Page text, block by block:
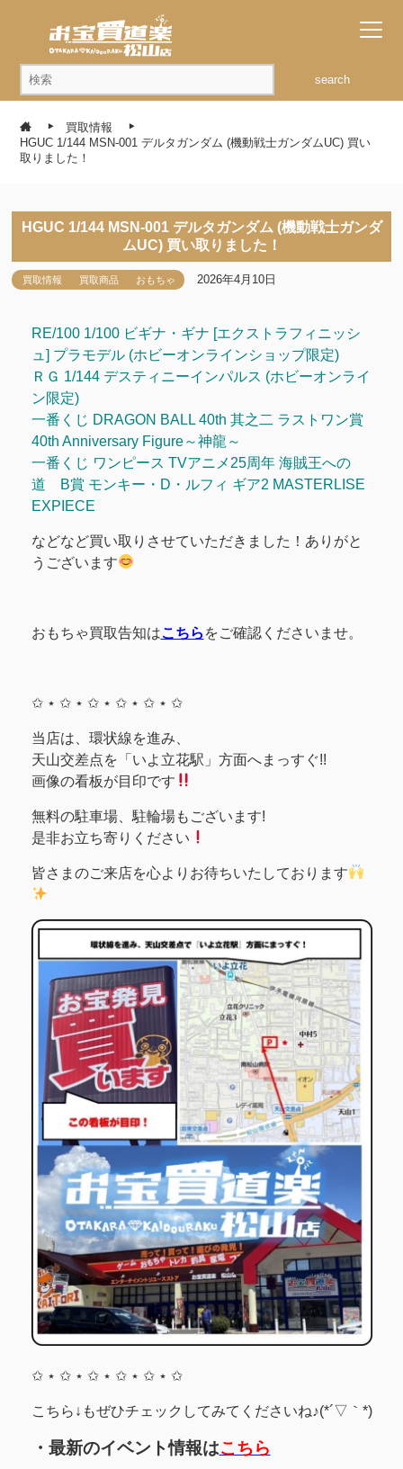
search
買取情報
HGUC 1/144 MSN-001 デルタガンダム (機動戦士ガンダムUC) 買い
取りました！
HGUC 1/144 MSN-001 デルタガンダム (機動戦士ガンダ
ムUC) 買い取りました！
買取情報 買取商品 おもちゃ 2026年4月10日
RE/100 1/100 ビギナ・ギナ [エクストラフィニッシ
ュ] プラモデル (ホビーオンラインショップ限定)
ＲＧ 1/144 デスティニーインパルス (ホビーオンライ
ン限定)
一番くじ DRAGON BALL 40th 其之二 ラストワン賞
40th Anniversary Figure～神龍～
一番くじ ワンピース TVアニメ25周年 海賊王への
道 B賞 モンキー・D・ルフィ ギア2 MASTERLISE
EXPIECE
などなど買い取りさせていただきました！ありがと
うございます
おもちゃ買取告知はこちら をご確認くださいませ。
✩ ⋆ ✩ ⋆ ✩ ⋆ ✩ ⋆ ✩ ⋆ ✩
当店は、環状線を進み、
天山交差点を「いよ立花駅」方面へまっすぐ!!
画像の看板が目印です
無料の駐車場、駐輪場もございます!
是非お立ち寄りください
皆さまのご来店を心よりお待ちいたしております
✩ ⋆ ✩ ⋆ ✩ ⋆ ✩ ⋆ ✩ ⋆ ✩
こちら↓もぜひチェックしてみてくださいね♪(*´▽｀*)
・最新のイベント情報はこちら